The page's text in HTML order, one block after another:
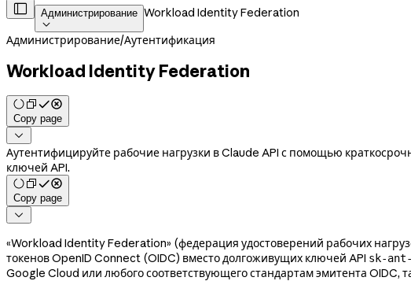
 Администрирование

Workload Identity Federation
Администрирование/Аутентификация
Workload Identity Federation
Copy page

Аутентифицируйте рабочие нагрузки в Claude API с помощью
ключей API.
Copy page

«Workload Identity Federation» (федерация удостоверений рабочих
токенов OpenID Connect (OIDC) вместо долгоживущих ключей API sk-
Google Cloud или любого соответствующего стандартам эмитента OIDC,